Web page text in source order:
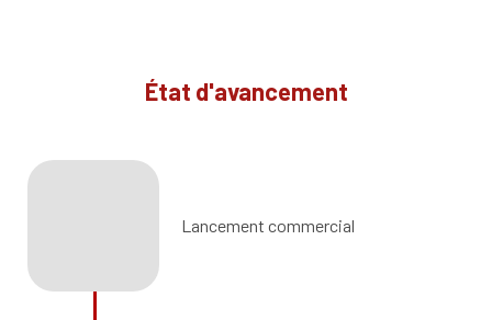
État d'avancement
Lancement commercial